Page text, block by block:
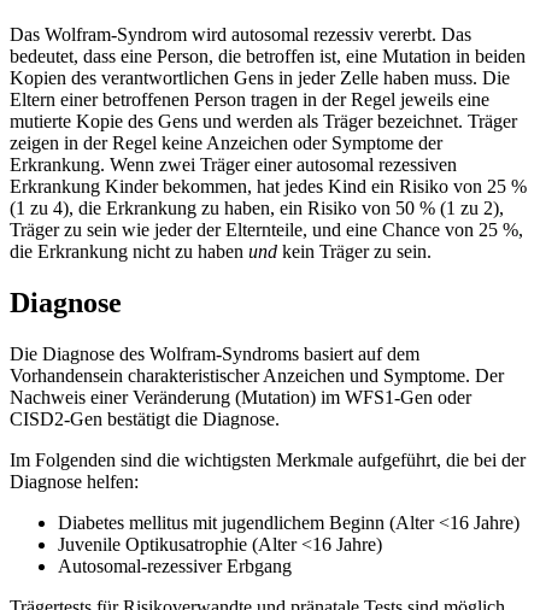
Das Wolfram-Syndrom wird autosomal rezessiv vererbt. Das
bedeutet, dass eine Person, die betroffen ist, eine Mutation in beiden
Kopien des verantwortlichen Gens in jeder Zelle haben muss. Die
Eltern einer betroffenen Person tragen in der Regel jeweils eine
mutierte Kopie des Gens und werden als Träger bezeichnet. Träger
zeigen in der Regel keine Anzeichen oder Symptome der
Erkrankung. Wenn zwei Träger einer autosomal rezessiven
Erkrankung Kinder bekommen, hat jedes Kind ein Risiko von 25 %
(1 zu 4), die Erkrankung zu haben, ein Risiko von 50 % (1 zu 2),
Träger zu sein wie jeder der Elternteile, und eine Chance von 25 %,
die Erkrankung nicht zu haben und kein Träger zu sein.
Diagnose
Die Diagnose des Wolfram-Syndroms basiert auf dem
Vorhandensein charakteristischer Anzeichen und Symptome. Der
Nachweis einer Veränderung (Mutation) im WFS1-Gen oder
CISD2-Gen bestätigt die Diagnose.
Im Folgenden sind die wichtigsten Merkmale aufgeführt, die bei der
Diagnose helfen:
Diabetes mellitus mit jugendlichem Beginn (Alter <16 Jahre)
Juvenile Optikusatrophie (Alter <16 Jahre)
Autosomal-rezessiver Erbgang